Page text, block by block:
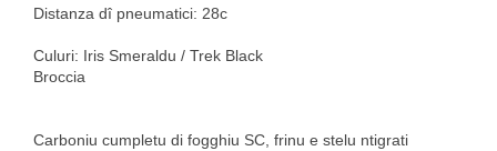
Distanza dî pneumatici: 28c
Culuri: Iris Smeraldu / Trek Black
Broccia
Carboniu cumpletu di fogghiu SC, frinu e stelu ntigrati